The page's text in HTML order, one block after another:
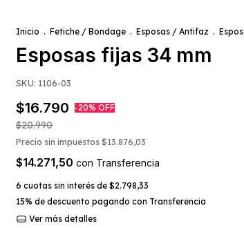
Inicio . Fetiche / Bondage . Esposas / Antifaz .
Esposas fijas 34 mm
SKU: 1106-03
$16.790 -20% OFF
$20.990
Precio sin impuestos $13.876,03
$14.271,50 con Transferencia
6 cuotas sin interés de $2.798,33
15% de descuento pagando con Transferencia
Ver más detalles